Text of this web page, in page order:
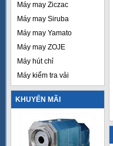
Máy may Ziczac
Máy may Siruba
Máy may Yamato
Máy may ZOJE
Máy hút chỉ
Máy kiểm tra vải
KHUYẾN MÃI